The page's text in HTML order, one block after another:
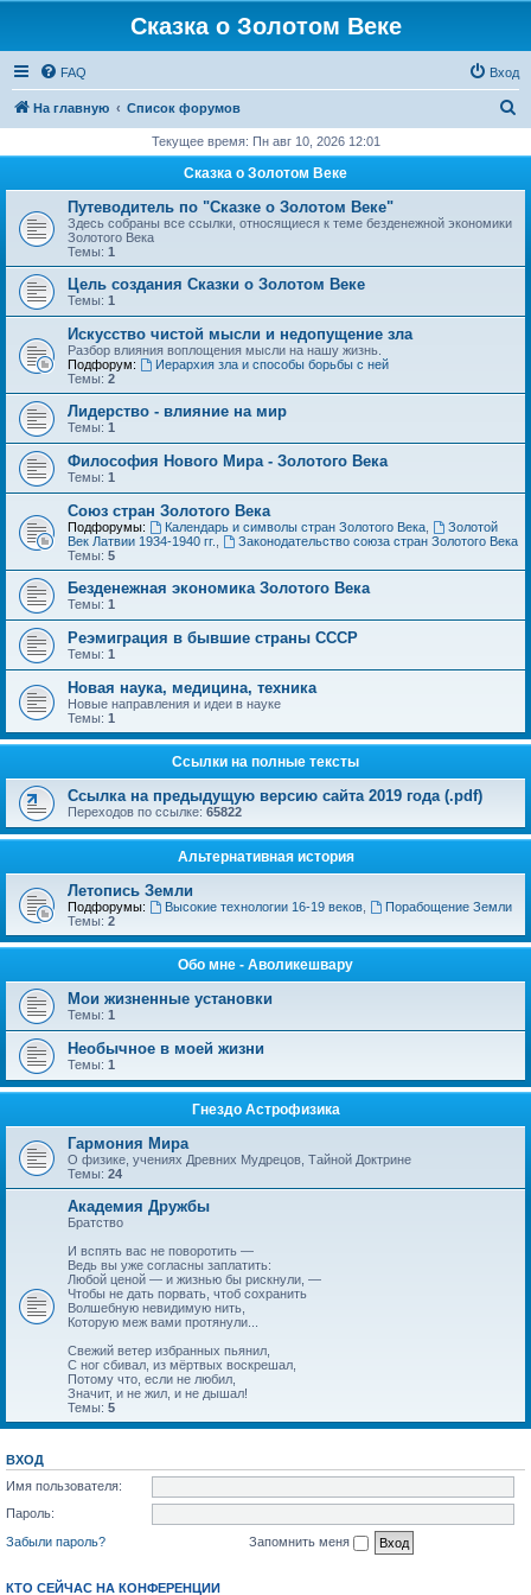
Сказка о Золотом Веке
FAQ Вход
На главную Список форумов
с
Текущее время: Пн авг 10, 2026 12:01
Сказка о Золотом Веке
Путеводитель по "Сказке о Золотом Веке"
Здесь собраны все ссылки, относящиеся к теме безденежной экономики
Золотого Века
Темы: 1
Цель создания Сказки о Золотом Веке
Темы: 1
Искусство чистой мысли и недопущение зла
Разбор влияния воплощения мысли на нашу жизнь.
Подфорум:
Иерархия зла и способы борьбы с ней
Темы: 2
Лидерство - влияние на мир
Темы: 1
Философия Нового Мира - Золотого Века
Темы: 1
Cоюз стран Золотого Века
Подфорумы: Календарь и символы стран Золотого Века,
Золотой
Век Латвии 1934-1940 гг.
Законодательство союза стран Золотого Века
Темы: 5
Безденежная экономика Золотого Века
Темы: 1
Реэмиграция в бывшие страны СССР
Темы: 1
Новая наука, медицина, техника
Новые направления и идеи в науке
Темы: 1
Ссылки на полные тексты
Ссылка на предыдущую версию сайта 2019 года (.pdf)
Переходов по ссылке: 65822
Альтернативная история
Летопись Земли
Подфорумы: Высокие технологии 16-19 веков,
Порабощение Земли
Темы: 2
Обо мне - Аволикешвару
Мои жизненные установки
Темы: 1
Необычное в моей жизни
Темы: 1
Гнездо Астрофизика
Гармония Мира
О физике, учениях Древних Мудрецов, Тайной Доктрине
Темы: 24
Академия Дружбы
Братство
И вспять вас не поворотить —
Ведь вы уже согласны заплатить:
Любой ценой — и жизнью бы рискнули, —
Чтобы не дать порвать, чтоб сохранить
Волшебную невидимую нить,
Которую меж вами протянули...
Свежий ветер избранных пьянил,
С ног сбивал, из мёртвых воскрешал,
Потому что, если не любил,
Значит, и не жил, и не дышал!
Темы: 5
ВХОД
Имя пользователя:
Пароль:
Забыли пароль?
Запомнить меня
КТО СЕЙЧАС НА КОНФЕРЕНЦИИ